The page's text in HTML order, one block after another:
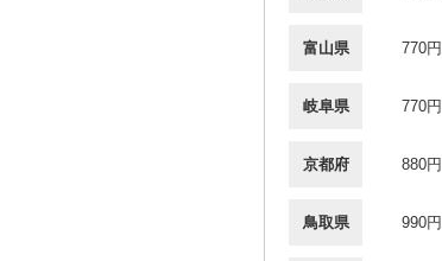
富山県 770円
岐阜県 770円
京都府 880円
鳥取県 990円